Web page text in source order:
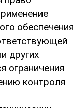
обеспечения
других
ограничения
контроля